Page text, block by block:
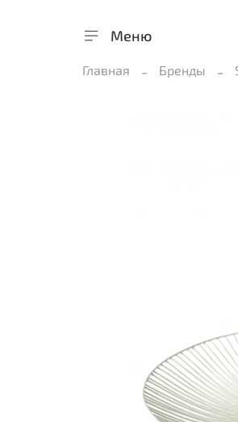
Меню
Главная Бренды